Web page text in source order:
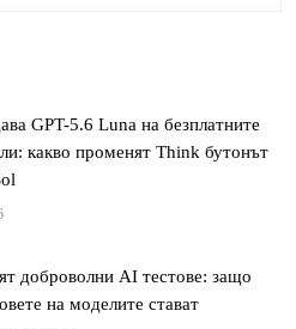
GPT-5.6 Luna на безплатните
какво променят Think бутонът
доброволни AI тестове: защо
на моделите стават